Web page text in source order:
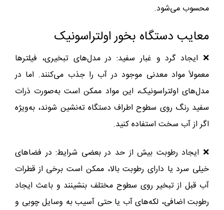
محسوب می‌شود.
معایب دستگاه بخور اولتراسونیک
❌ ایجاد گرد و غبار سفید: در مدل‌های تبخیری، فیلترها
معمولاً مواد معدنی موجود در آب را جذب می‌کنند. اما در
مدل‌های اولتراسونیک، این مواد ممکن است به‌صورت ذرات
سفید رنگ روی سطوح اطراف دستگاه ته‌نشین شوند، به‌ویژه
اگر از آب سخت استفاده کنید.
❌ ایجاد رطوبت بیش از حد در بعضی شرایط: در فضاهای
خیلی سرد یا دارای رطوبت بالا، ممکن است برخی از قطرات
آب قبل از تبخیر روی سطوح مختلف بنشینند و باعث ایجاد
رطوبت اضافی، لکه‌های آب یا حتی آسیب به وسایل چوبی و